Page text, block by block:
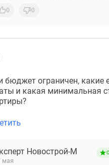
0 0
бюджет ограничен, какие
и какая минимальная
Новострой-М
мая